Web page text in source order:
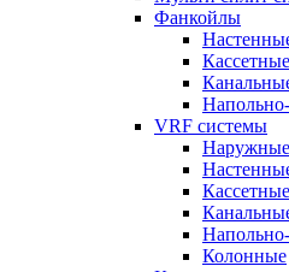
Фанкойлы
Кассетные
VRF системы
Кассетные
Колонные